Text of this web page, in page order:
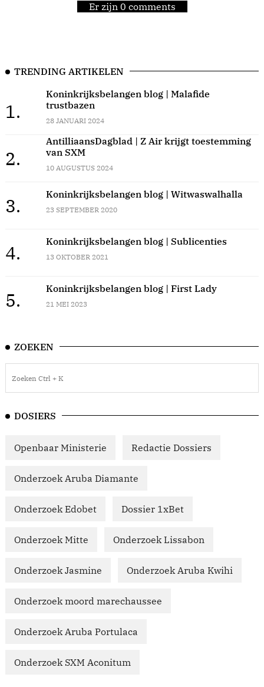
Er zijn 0 comments
TRENDING ARTIKELEN
1.
Koninkrijksbelangen blog | Malafide
trustbazen
28 JANUARI 2024
2.
AntilliaansDagblad | Z Air krijgt toestemming
van SXM
10 AUGUSTUS 2024
3.
Koninkrijksbelangen blog | Witwaswalhalla
23 SEPTEMBER 2020
4.
Koninkrijksbelangen blog | Sublicenties
13 OKTOBER 2021
5.
Koninkrijksbelangen blog | First Lady
21 MEI 2023
ZOEKEN
DOSIERS
Openbaar Ministerie Redactie Dossiers
Onderzoek Aruba Diamante
Onderzoek Edobet Dossier 1xBet
Onderzoek Mitte Onderzoek Lissabon
Onderzoek Jasmine Onderzoek Aruba Kwihi
Onderzoek moord marechaussee
Onderzoek Aruba Portulaca
Onderzoek SXM Aconitum